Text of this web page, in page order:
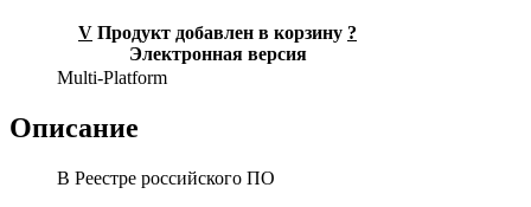
V Продукт добавлен в корзину ?
Электронная версия
Multi-Platform
Описание
В Реестре российского ПО